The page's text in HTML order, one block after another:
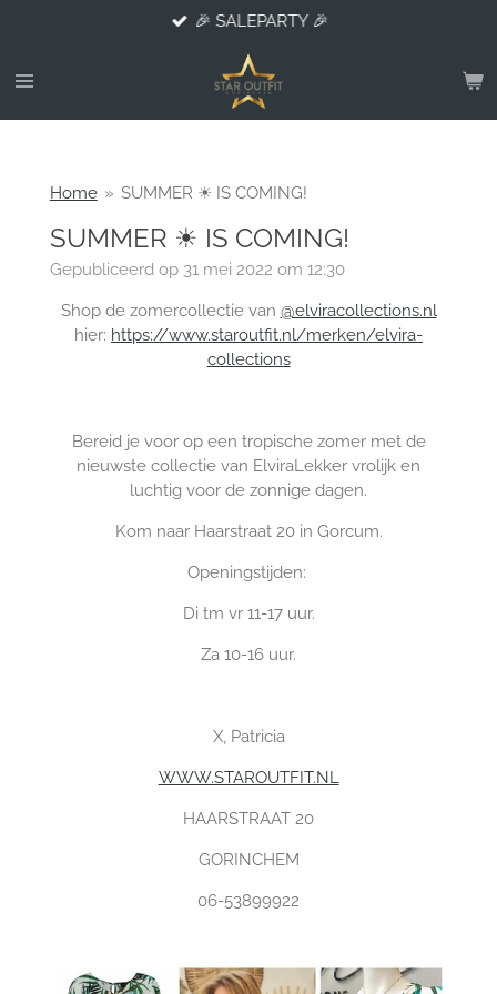
naar
hoofdinhoud
🎉 SALEPARTY 🎉
Home » SUMMER ☀ IS COMING!
SUMMER ☀ IS COMING!
Gepubliceerd op 31 mei 2022 om 12:30
Shop de zomercollectie van @elviracollections.nl
hier: https://www.staroutfit.nl/merken/elvira-
collections
Bereid je voor op een tropische zomer met de
nieuwste collectie van ElviraLekker vrolijk en
luchtig voor de zonnige dagen.
Kom naar Haarstraat 20 in Gorcum.
Openingstijden:
Di tm vr 11-17 uur.
Za 10-16 uur.
X, Patricia
WWW.STAROUTFIT.NL
HAARSTRAAT 20
GORINCHEM
06-53899922